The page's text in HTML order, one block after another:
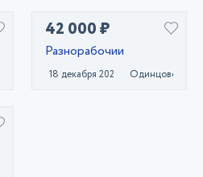
42 000 ₽
Разнорабочии
18 декабря 2020 Одинцово